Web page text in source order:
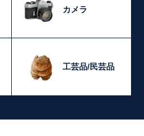
カメラ
工芸品/民芸品